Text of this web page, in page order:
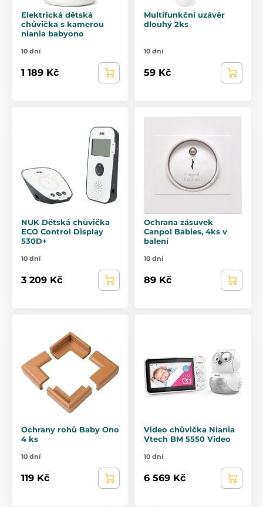
Elektrická dětská
chůvička s kamerou
niania babyono
10 dní
1 189 Kč
Multifunkční uzávěr
dlouhý 2ks
10 dní
59 Kč
NUK Dětská chůvička
ECO Control Display
530D+
10 dní
3 209 Kč
Ochrana zásuvek
Canpol Babies, 4ks v
balení
10 dní
89 Kč
Ochrany rohů Baby Ono
4 ks
10 dní
119 Kč
Video chůvička Niania
Vtech BM 5550 Video
10 dní
6 569 Kč